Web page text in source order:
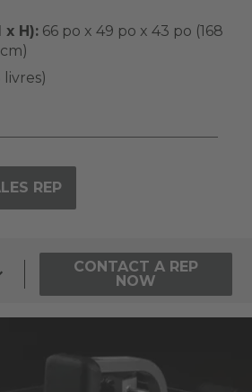
H):66 po x 49 po x 43 po (168
REP
CONTACT A REP
NOW